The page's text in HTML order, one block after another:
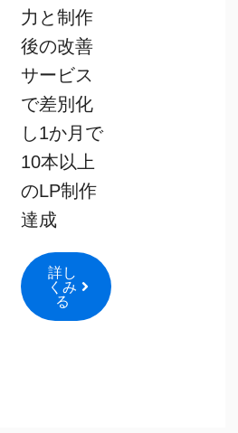
力と制作
後の改善
サービス
で差別化
し1か月で
10本以上
のLP制作
達成
詳し
くみ
る